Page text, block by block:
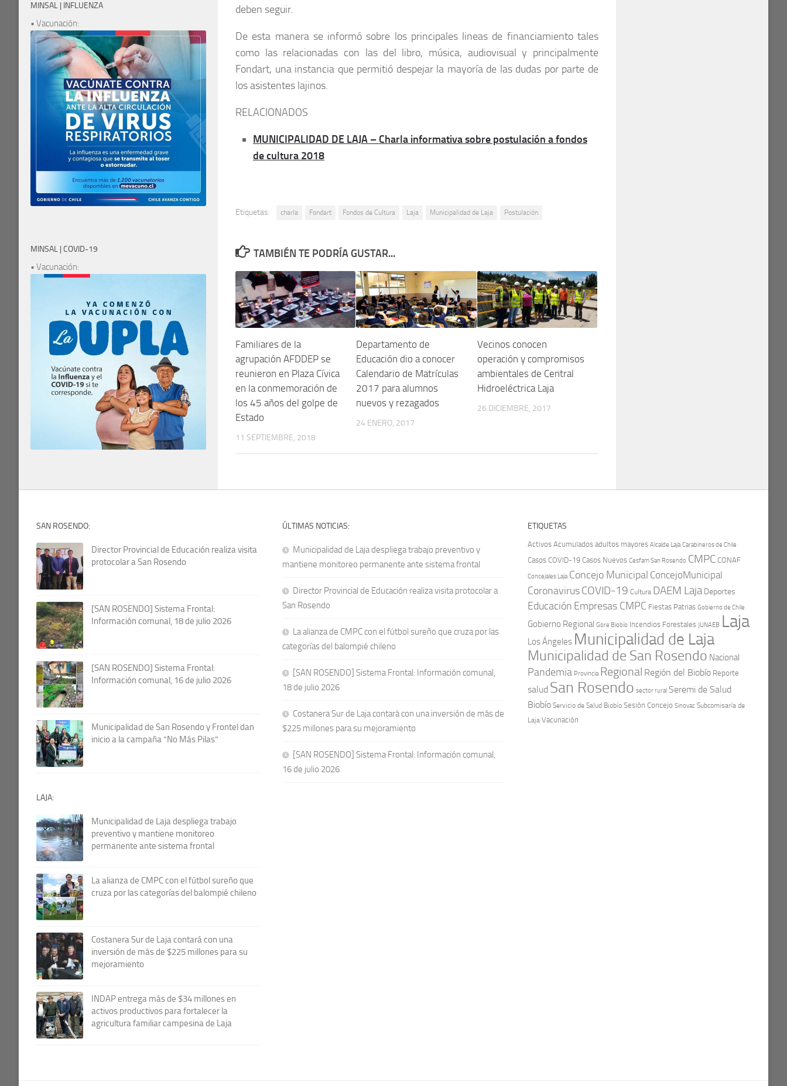
deben seguir.
De esta manera se informó sobre los principales lineas de financiamiento tales
como las relacionadas con las del libro, música, audiovisual y principalmente
Fondart, una instancia que permitió despejar la mayoría de las dudas por parte de
los asistentes lajinos.
RELACIONADOS
MUNICIPALIDAD DE LAJA – Charla informativa sobre postulación a fondos
de cultura 2018
Etiquetas: charla Fondart Fondos de Cultura Laja Municipalidad de Laja Postulación
TAMBIÉN TE PODRÍA GUSTAR...
Familiares de la
agrupación AFDDEP se
reunieron en Plaza Cívica
en la conmemoración de
los 45 años del golpe de
Estado
11 SEPTIEMBRE, 2018
Departamento de
Educación dio a conocer
Calendario de Matrículas
2017 para alumnos
nuevos y rezagados
24 ENERO, 2017
Vecinos conocen
operación y compromisos
ambientales de Central
Hidroeléctrica Laja
26 DICIEMBRE, 2017
MINSAL | INFLUENZA
• Vacunación:
MINSAL | COVID-19
• Vacunación:
SAN ROSENDO:
Director Provincial de Educación realiza visita
protocolar a San Rosendo
[SAN ROSENDO] Sistema Frontal:
Información comunal, 18 de julio 2026
[SAN ROSENDO] Sistema Frontal:
Información comunal, 16 de julio 2026
Municipalidad de San Rosendo y Frontel dan
inicio a la campaña “No Más Pilas”
LAJA:
Municipalidad de Laja despliega trabajo
preventivo y mantiene monitoreo
permanente ante sistema frontal
La alianza de CMPC con el fútbol sureño que
cruza por las categorías del balompié chileno
Costanera Sur de Laja contará con una
inversión de más de $225 millones para su
mejoramiento
INDAP entrega más de $34 millones en
activos productivos para fortalecer la
agricultura familiar campesina de Laja
ÚLTIMAS NOTICIAS:
Municipalidad de Laja despliega trabajo preventivo y
mantiene monitoreo permanente ante sistema frontal
Director Provincial de Educación realiza visita protocolar a
San Rosendo
La alianza de CMPC con el fútbol sureño que cruza por las
categorías del balompié chileno
[SAN ROSENDO] Sistema Frontal: Información comunal,
18 de julio 2026
Costanera Sur de Laja contará con una inversión de más de
$225 millones para su mejoramiento
[SAN ROSENDO] Sistema Frontal: Información comunal,
16 de julio 2026
ETIQUETAS
Activos Acumulados adultos mayores Alcalde Laja Carabineros de Chile
Casos COVID-19 Casos Nuevos Cesfam San Rosendo CMPC CONAF
Concejales Laja Concejo Municipal ConcejoMunicipal
CoronavirusCOVID-19 Cultura DAEM Laja Deportes
Educación Empresas CMPC Fiestas Patrias Gobierno de Chile
Gobierno Regional Gore Biobío Incendios Forestales JUNAEB Laja
Los Ángeles Municipalidad de Laja
Municipalidad de San Rosendo Nacional
Pandemia Provincia Regional Región del Biobío Reporte
salud San Rosendo sector rural Seremi de Salud
Biobío Servicio de Salud Biobío Sesión Concejo Sinovac Subcomisaría de
Laja Vacunación